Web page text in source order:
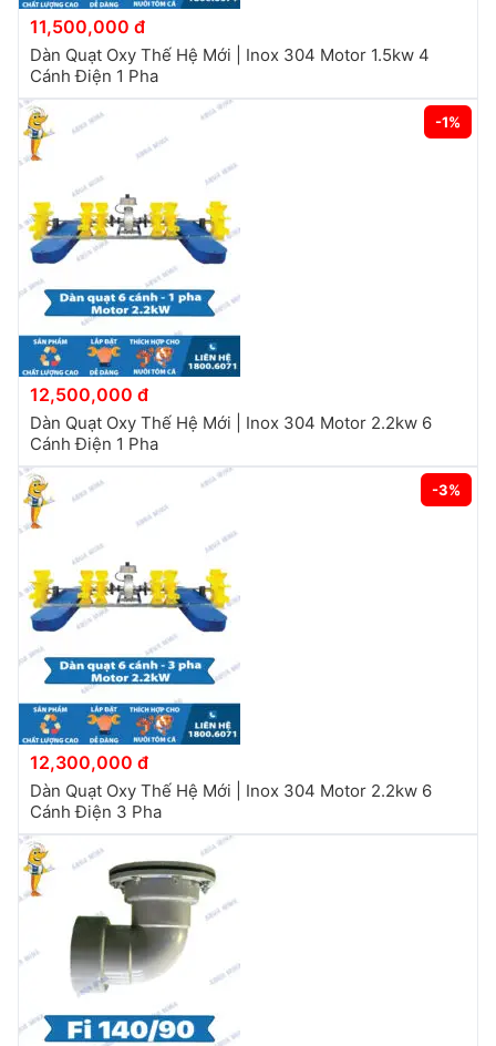
11,500,000 đ
Dàn Quạt Oxy Thế Hệ Mới | Inox 304 Motor 1.5kw 4
Cánh Điện 1 Pha
-1%
12,500,000 đ
Dàn Quạt Oxy Thế Hệ Mới | Inox 304 Motor 2.2kw 6
Cánh Điện 1 Pha
-3%
12,300,000 đ
Dàn Quạt Oxy Thế Hệ Mới | Inox 304 Motor 2.2kw 6
Cánh Điện 3 Pha